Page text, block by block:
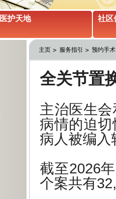
医护天地 社区
主页 服务指引 预约手术